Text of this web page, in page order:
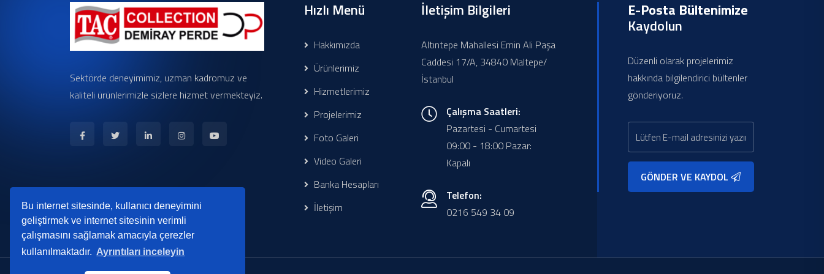
Bu internet sitesinde, kullanıcı deneyimini
geliştirmek ve internet sitesinin verimli
çalışmasını sağlamak amacıyla çerezler
kullanılmaktadır. Ayrıntıları inceleyin
Sektörde deneyimimiz, uzman kadromuz ve
kaliteli ürünlerimizle sizlere hizmet vermekteyiz.
Hızlı Menü
Hakkımızda
Ürünlerimiz
Hizmetlerimiz
Projelerimiz
Foto Galeri
Video Galeri
Banka Hesapları
İletişim
İletişim Bilgileri
Altıntepe Mahallesi Emin Ali Paşa
Caddesi 17/A, 34840 Maltepe/
İstanbul
Çalışma Saatleri:
Pazartesi - Cumartesi
09:00 - 18:00 Pazar:
Kapalı
Telefon:
0216 549 34 09
E-Posta Bültenimize
Kaydolun
Düzenli olarak projelerimiz
hakkında bilgilendirici bültenler
gönderiyoruz.
GÖNDER VE KAYDOL